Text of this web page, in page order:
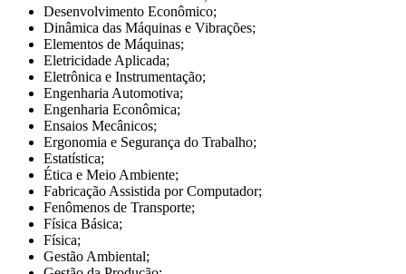
Desenvolvimento Econômico;
Dinâmica das Máquinas e Vibrações;
Elementos de Máquinas;
Eletricidade Aplicada;
Eletrônica e Instrumentação;
Engenharia Automotiva;
Engenharia Econômica;
Ensaios Mecânicos;
Ergonomia e Segurança do Trabalho;
Estatística;
Ética e Meio Ambiente;
Fabricação Assistida por Computador;
Fenômenos de Transporte;
Física Básica;
Física;
Gestão Ambiental;